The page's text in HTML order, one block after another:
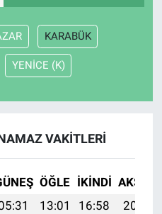
KARABÜK
YENİCE (K)
VAKITLERI
ÖĞLE İKINDI AKŞAM
13:01 16:58
20:21